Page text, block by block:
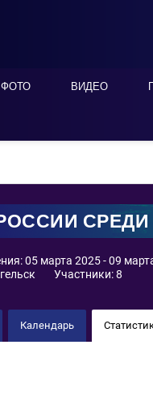
ФОТО ВИДЕО
05 марта 2025 - 09
Участники: 8
Календарь